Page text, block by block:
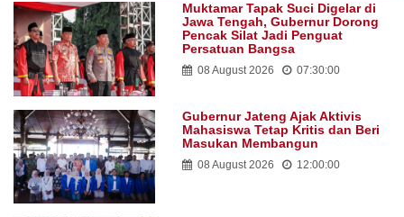
Muktamar Tapak Suci Digelar di
Jawa Tengah, Gubernur Dorong
Pencak Silat Jadi Penguat
Persatuan Bangsa
08 August 2026 07:30:00
Gubernur Jateng Ajak Aktivis
Mahasiswa Tetap Kritis dan Beri
Masukan Membangun
08 August 2026 12:00:00